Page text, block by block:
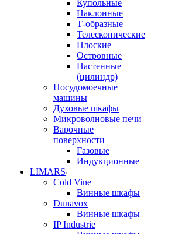
Купольные
Наклонные
Т-образные
Телескопические
Плоские
Островные
Настенные
(цилиндр)
Посудомоечные
машины
Духовые шкафы
Микроволновые печи
Варочные
поверхности
Газовые
Индукционные
LIMARS
Cold Vine
Винные шкафы
Dunavox
Винные шкафы
IP Industrie